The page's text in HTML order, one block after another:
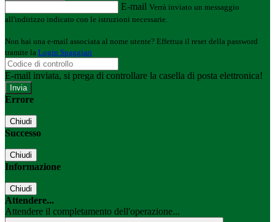
E-mail Verrà inviato un messaggio
all'indirizzo indicato con le istruzioni necessarie.
Non hai una e-mail associata al nome utente? Effettua il reset della password
tramite la Login Spaggiari
E-mail inviata, si prega di controllare la casella di posta elettronica!
Errore
Chiudi
Successo
Chiudi
Informazione
Chiudi
Attendere...
Attendere il completamento dell'operazione...